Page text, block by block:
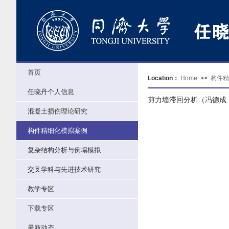
首页
任晓丹个人信息
混凝土损伤理论研究
构件精细化模拟案例
复杂结构分析与倒塌模拟
交叉学科与先进技术研究
教学专区
下载专区
Location： Home >> 构件
剪力墙滞回分析（冯德成